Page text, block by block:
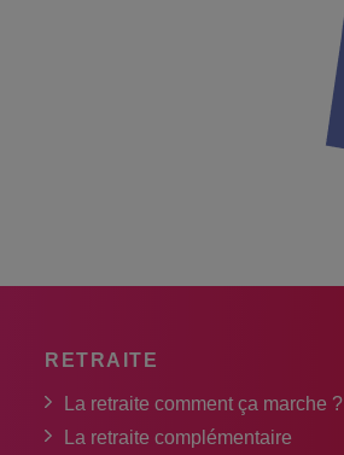
RETRAITE
La retraite comment ça marche ?
La retraite complémentaire